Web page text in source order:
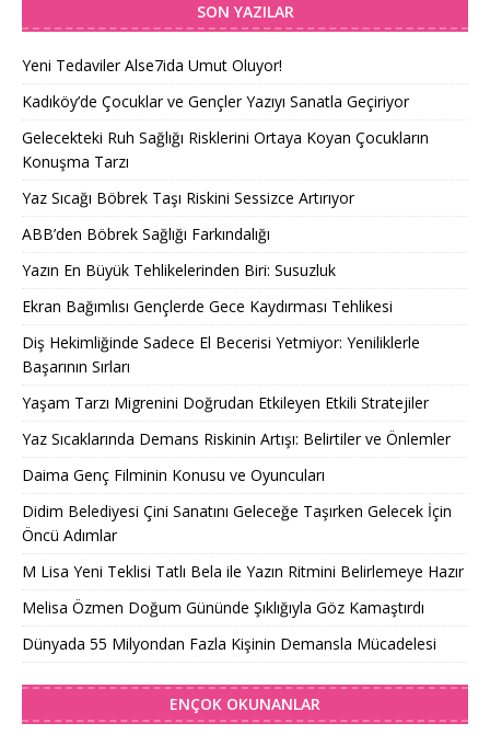
SON YAZILAR
Yeni Tedaviler Alse7ida Umut Oluyor!
Kadıköy’de Çocuklar ve Gençler Yazıyı Sanatla Geçiriyor
Gelecekteki Ruh Sağlığı Risklerini Ortaya Koyan Çocukların
Konuşma Tarzı
Yaz Sıcağı Böbrek Taşı Riskini Sessizce Artırıyor
ABB’den Böbrek Sağlığı Farkındalığı
Yazın En Büyük Tehlikelerinden Biri: Susuzluk
Ekran Bağımlısı Gençlerde Gece Kaydırması Tehlikesi
Diş Hekimliğinde Sadece El Becerisi Yetmiyor: Yeniliklerle
Başarının Sırları
Yaşam Tarzı Migrenini Doğrudan Etkileyen Etkili Stratejiler
Yaz Sıcaklarında Demans Riskinin Artışı: Belirtiler ve Önlemler
Daima Genç Filminin Konusu ve Oyuncuları
Didim Belediyesi Çini Sanatını Geleceğe Taşırken Gelecek İçin
Öncü Adımlar
M Lisa Yeni Teklisi Tatlı Bela ile Yazın Ritmini Belirlemeye Hazır
Melisa Özmen Doğum Gününde Şıklığıyla Göz Kamaştırdı
Dünyada 55 Milyondan Fazla Kişinin Demansla Mücadelesi
ENÇOK OKUNANLAR